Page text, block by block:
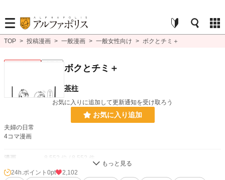
TOP > 投稿漫画 > 一般漫画 > 一般女性向け > ボクとチミ＋
ボクとチミ＋
茶柱
お気に入りに追加して更新通知を受け取ろう
お気に入り追加
夫婦の日常
4コマ漫画
漫画 8,552 位 / 8,552 件
一般女性向け 2,537 位 / 2,537 件
24h.ポイント 0pt
2,102